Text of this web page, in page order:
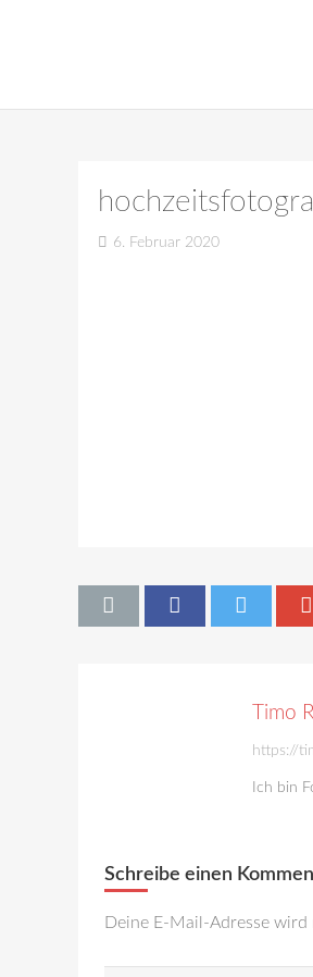
6. Februar 2020
Timo
https://
Ich bin
Schreibe einen
Deine E-Mail-Adresse